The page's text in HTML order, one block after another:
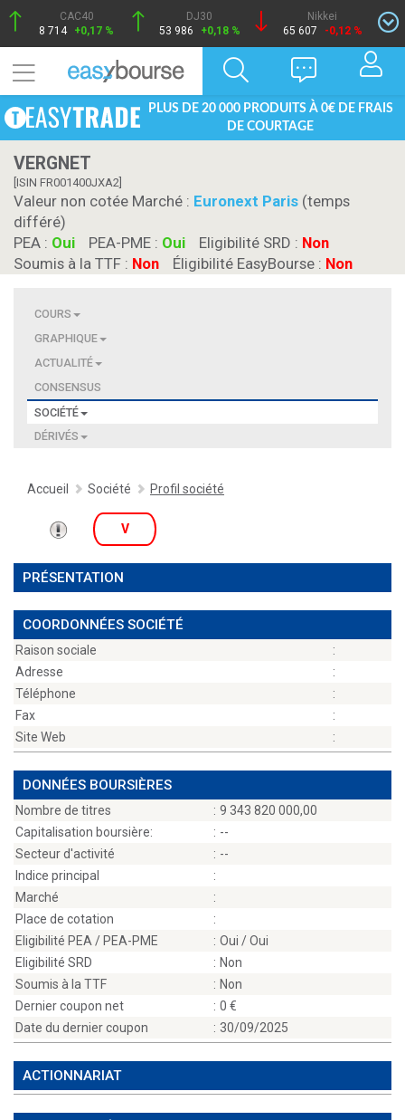
CAC40
8 714 +0,17 %
DJ30
53 986
+0,18 %
Nikkei
65 607
-0,12 %
PLUS DE 20 000 PRODUITS À 0€ DE FRAIS
DE COURTAGE
VERGNET
[ISIN FR001400JXA2]
Valeur non cotée Marché : Euronext Paris (temps
différé)
PEA : Oui PEA-PME : Oui Eligibilité SRD : Non
Soumis à la TTF : Non Éligibilité EasyBourse : Non
COURS
GRAPHIQUE
ACTUALITÉ
CONSENSUS
SOCIÉTÉ
DÉRIVÉS
Accueil Société Profil société
V
PRÉSENTATION
COORDONNÉES SOCIÉTÉ
Raison sociale
:
Adresse
:
Téléphone
:
Fax
:
Site Web
:
DONNÉES BOURSIÈRES
Nombre de titres : 9 343 820 000,00
Capitalisation boursière:
: --
Secteur d'activité
: --
Indice principal
:
Marché
:
Place de cotation
:
Eligibilité PEA / PEA-PME
: Oui / Oui
Eligibilité SRD
: Non
Soumis à la TTF
: Non
Dernier coupon net
: 0
Date du dernier coupon
: 30/09/2025
ACTIONNARIAT